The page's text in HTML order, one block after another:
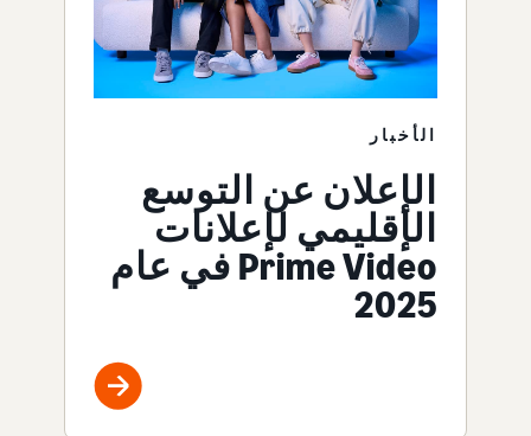
الأخبار
الإعلان عن التوسع
الإقليمي لإعلانات
Prime Video في عام
2025